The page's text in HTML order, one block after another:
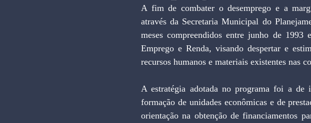
A fim de combater o desemprego e a
através da Secretaria Municipal do
meses compreendidos entre junho de
Emprego e Renda, visando despertar e
recursos humanos e materiais existentes nas
A estratégia adotada no programa foi a de
formação de unidades econômicas e de
orientação na obtenção de financiamentos